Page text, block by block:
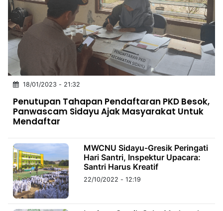
18/01/2023 - 21:32
Penutupan Tahapan Pendaftaran PKD Besok,
Panwascam Sidayu Ajak Masyarakat Untuk
Mendaftar
MWCNU Sidayu-Gresik Peringati
Hari Santri, Inspektur Upacara:
Santri Harus Kreatif
22/10/2022 - 12:19